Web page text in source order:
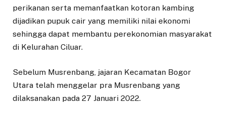
perikanan serta memanfaatkan kotoran kambing
dijadikan pupuk cair yang memiliki nilai ekonomi
sehingga dapat membantu perekonomian masyarakat
di Kelurahan Ciluar.
Sebelum Musrenbang, jajaran Kecamatan Bogor
Utara telah menggelar pra Musrenbang yang
dilaksanakan pada 27 Januari 2022.